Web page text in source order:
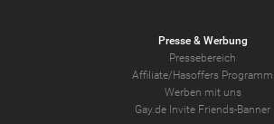
Presse & Werbung
Pressebereich
Affiliate/Hasoffers Programm
Werben mit uns
Gay.de Invite Friends-Banner